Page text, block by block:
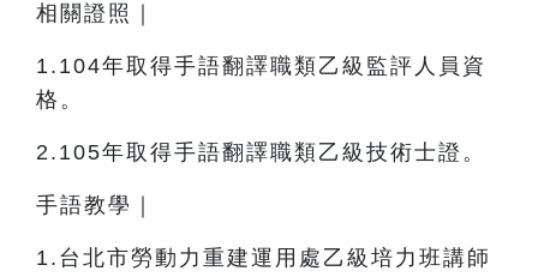
相關證照｜
1.104年取得手語翻譯職類乙級監評人員資
格。
2.105年取得手語翻譯職類乙級技術士證。
手語教學｜
1. 台北市勞動力重建運用處乙級培力班講師